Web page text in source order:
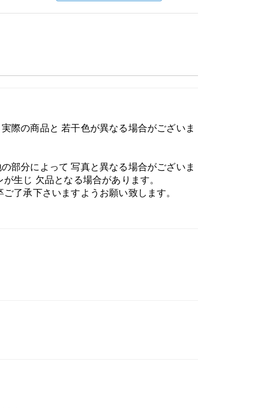
際の商品と 若干色が異なる場合がございま
部分によって 写真と異なる場合がございま
生じ 欠品となる場合があります。
了承下さいますようお願い致します。